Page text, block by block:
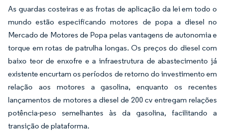
As guardas costeiras e as frotas de aplicação da lei em todo o
mundo estão especificando motores de popa a diesel no
Mercado de Motores de Popa pelas vantagens de autonomia e
torque em rotas de patrulha longas. Os preços do diesel com
baixo teor de enxofre e a infraestrutura de abastecimento já
existente encurtam os períodos de retorno do investimento em
relação aos motores a gasolina, enquanto os recentes
lançamentos de motores a diesel de 200 cv entregam relações
potência-peso semelhantes às da gasolina, facilitando a
transição de plataforma.